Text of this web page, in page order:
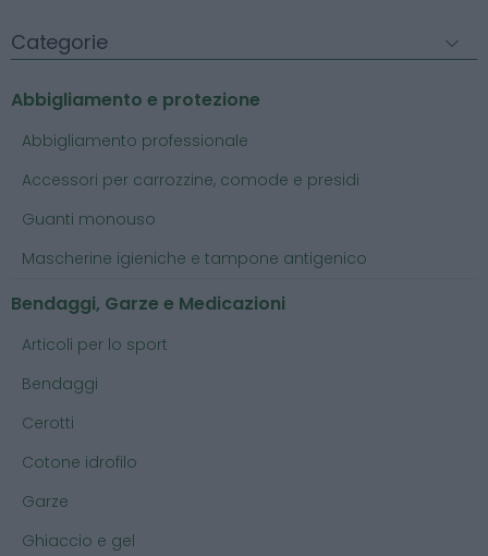
Categorie
Abbigliamento e protezione
Abbigliamento professionale
Accessori per carrozzine, comode e presidi
Guanti monouso
Mascherine igieniche e tampone antigenico
Bendaggi, Garze e Medicazioni
Articoli per lo sport
Bendaggi
Cerotti
Cotone idrofilo
Garze
Ghiaccio e gel